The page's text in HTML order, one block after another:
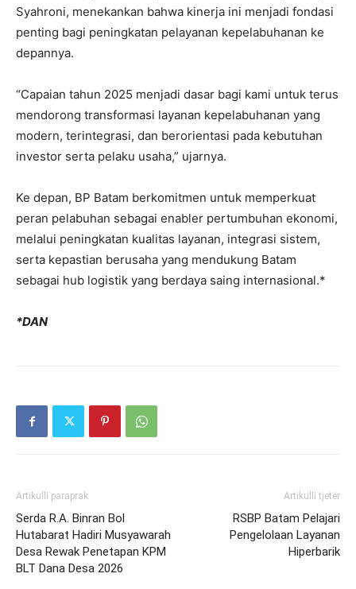
Syahroni, menekankan bahwa kinerja ini menjadi fondasi
penting bagi peningkatan pelayanan kepelabuhanan ke
depannya.
“Capaian tahun 2025 menjadi dasar bagi kami untuk terus
mendorong transformasi layanan kepelabuhanan yang
modern, terintegrasi, dan berorientasi pada kebutuhan
investor serta pelaku usaha,” ujarnya.
Ke depan, BP Batam berkomitmen untuk memperkuat
peran pelabuhan sebagai enabler pertumbuhan ekonomi,
melalui peningkatan kualitas layanan, integrasi sistem,
serta kepastian berusaha yang mendukung Batam
sebagai hub logistik yang berdaya saing internasional.*
*DAN
Artikulli paraprak
Serda R.A. Binran Bol
Hutabarat Hadiri Musyawarah
Desa Rewak Penetapan KPM
BLT Dana Desa 2026
Artikulli tjetër
RSBP Batam Pelajari
Pengelolaan Layanan
Hiperbarik